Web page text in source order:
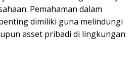
Pemahaman dalam
dimiliki guna melindungi
asset pribadi di lingkungan